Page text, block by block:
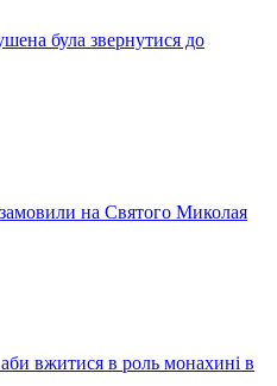
була звернутися до
на Святого Миколая
вжитися в роль монахині в